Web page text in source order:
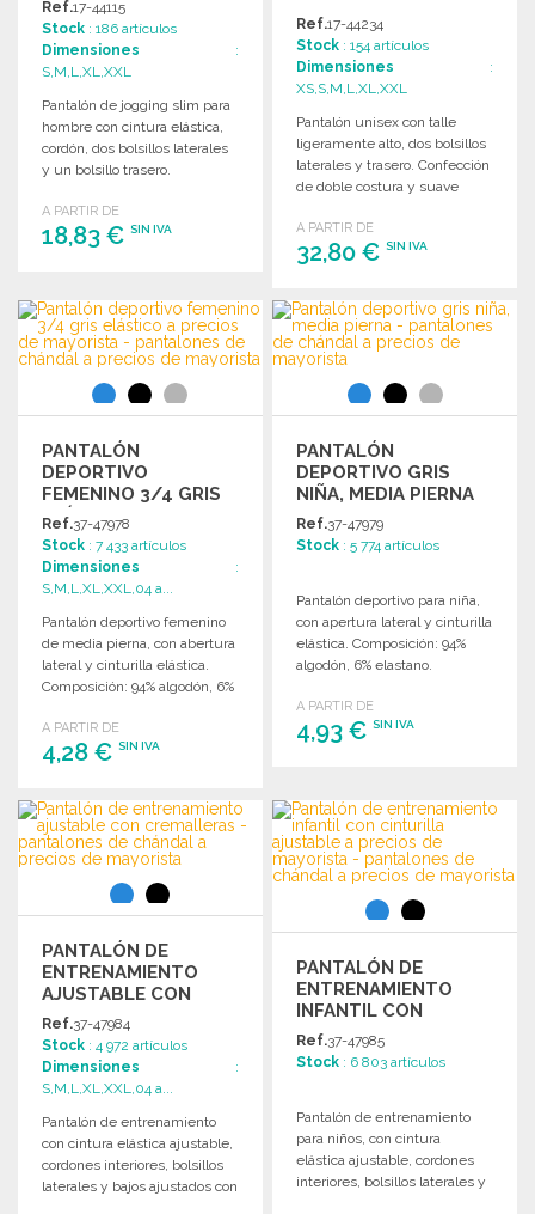
Ref.17-44115
Stock : 186 artículos
Dimensiones :
S,M,L,XL,XXL
Pantalón de jogging slim para
hombre con cintura elástica,
cordón, dos bolsillos laterales
y un bolsillo trasero.
A PARTIR DE
18,83 € SIN IVA
Solicitar un presupuesto
PRECIOS DE
MAYORISTA
Ref.17-44234
Stock : 154 artículos
Dimensiones :
XS,S,M,L,XL,XXL
Pantalón unisex con talle
ligeramente alto, dos bolsillos
laterales y trasero. Confección
de doble costura y suave
A PARTIR DE
32,80 €SIN IVA
PEDIR
Solicitar un presupuesto
PANTALÓN
DEPORTIVO
FEMENINO 3/4 GRIS
ELÁSTICO A PRECIOS
DE MAYORISTA
Ref.37-47978
Stock : 7 433 artículos
Dimensiones :
S,M,L,XL,XXL,04 a...
Pantalón deportivo femenino
de media pierna, con abertura
lateral y cinturilla elástica.
Composición: 94% algodón, 6%
A PARTIR DE
4,28 € SIN IVA
PEDIR
Solicitar un presupuesto
PANTALÓN
DEPORTIVO GRIS
NIÑA, MEDIA PIERNA
Ref.37-47979
Stock : 5 774 artículos
Pantalón deportivo para niña,
con apertura lateral y cinturilla
elástica. Composición: 94%
algodón, 6% elastano.
A PARTIR DE
4,93 €SIN IVA
Solicitar un presupuesto
PANTALÓN DE
ENTRENAMIENTO
AJUSTABLE CON
CREMALLERAS A
PRECIOS DE
MAYORISTA
Ref.37-47984
Stock : 4 972 artículos
Dimensiones :
S,M,L,XL,XXL,04 a...
Pantalón de entrenamiento
con cintura elástica ajustable,
cordones interiores, bolsillos
laterales y bajos ajustados con
PANTALÓN DE
ENTRENAMIENTO
INFANTIL CON
CINTURILLA
AJUSTABLE
Ref.37-47985
Stock : 6 803 artículos
Pantalón de entrenamiento
para niños, con cintura
elástica ajustable, cordones
interiores, bolsillos laterales y